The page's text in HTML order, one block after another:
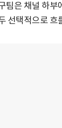
팀은 채널 하부
선택적으로 흐